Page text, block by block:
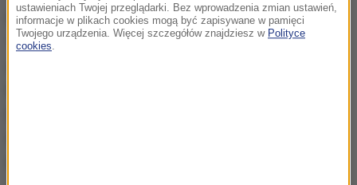
Prokuratura przesłuchała już w tej sprawie prawie
170 świadków oraz zabezpieczyła materiał
ustawieniach Twojej przeglądarki. Bez wprowadzenia zmian ustawień,
informacje w plikach cookies mogą być zapisywane w pamięci
Twojego urządzenia. Więcej szczegółów znajdziesz w Polityce
cookies.